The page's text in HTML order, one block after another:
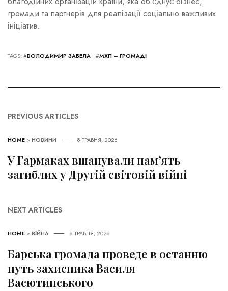
громади та партнерів для реалізації соціально важливих
ініціатив.
TAGS: #ВОЛОДИМИР ЗАБЕЛА #МХП – ГРОМАДІ
PREVIOUS ARTICLES
HOME >НОВИНИ 8 ТРАВНЯ, 2026
У Гармаках вшанували пам’ять
загиблих у Другій світовій війні
NEXT ARTICLES
HOME >ВІЙНА 8 ТРАВНЯ, 2026
Барська громада проведе в останню
путь захисника Василя
Васютинського